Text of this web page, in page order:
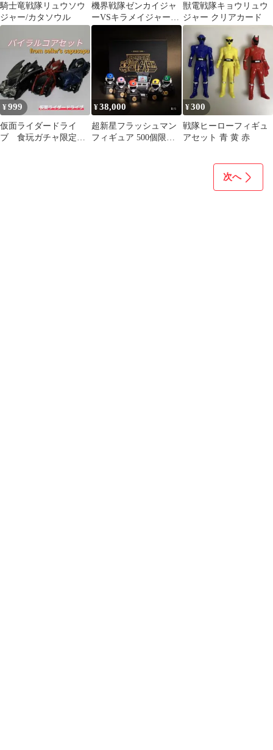
騎士竜戦隊リュウソウ
ジャー/カタソウル
機界戦隊ゼンカイジャ
ーVSキラメイジャーVS
センパイジャー スペシ
獣電戦隊キョウリュウ
ジャー クリアカード
¥999
仮面ライダードライ
ブ 食玩ガチャ限定バ
¥38,000
超新星フラッシュマン
フィギュア 500個限
¥300
戦隊ヒーローフィギュ
アセット 青 黄 赤
次へ